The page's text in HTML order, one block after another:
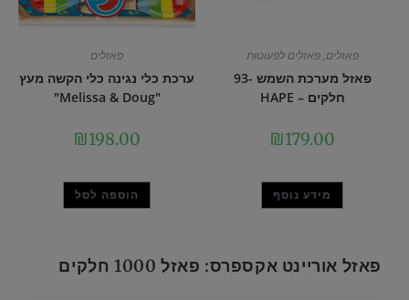
פאזל אוריינט אקספרס: פאזל 1000 חלקים
פאזלים,פאזלים לפעוטות
פאזל מערכת השמש -93
חלקים – HAPE
₪179.00
מידע נוסף
פאזלים
ערכת כלי נגינה כלי הקשה מעץ
"Melissa & Doug"
₪198.00
הוספה לסל